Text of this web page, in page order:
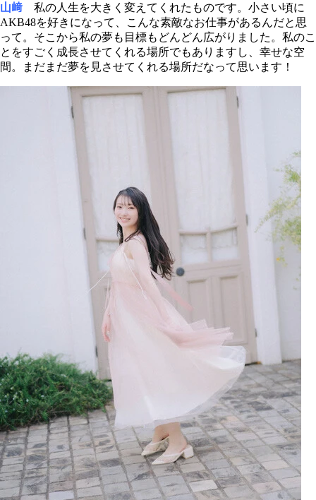
山﨑 私の人生を大きく変えてくれたものです。小さい頃に
AKB48を好きになって、こんな素敵なお仕事があるんだと思
って。そこから私の夢も目標もどんどん広がりました。私のこ
とをすごく成長させてくれる場所でもありますし、幸せな空
間。まだまだ夢を見させてくれる場所だなって思います！